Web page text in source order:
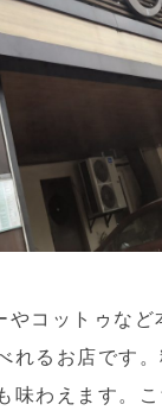
コットゥなど
れるお店です
味わえます。